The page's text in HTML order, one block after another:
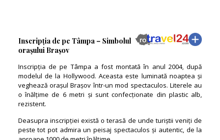
Inscripția de pe Tâmpa – Simbolul
orașului Brașov
Inscripția de pe Tâmpa a fost montată în anul 2004, după
modelul de la Hollywood. Aceasta este luminată noaptea și
veghează orașul Brașov într-un mod spectaculos. Literele au
o înălțime de 6 metri și sunt confecționate din plastic alb,
rezistent.
Deasupra inscripției există o terasă de unde turiștii veniți de
peste tot pot admira un peisaj spectaculos și autentic, de la